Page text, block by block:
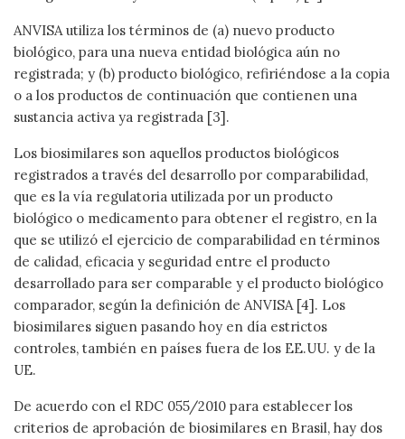
ANVISA utiliza los términos de (a) nuevo producto
biológico, para una nueva entidad biológica aún no
registrada; y (b) producto biológico, refiriéndose a la copia
o a los productos de continuación que contienen una
sustancia activa ya registrada [3].
Los biosimilares son aquellos productos biológicos
registrados a través del desarrollo por comparabilidad,
que es la vía regulatoria utilizada por un producto
biológico o medicamento para obtener el registro, en la
que se utilizó el ejercicio de comparabilidad en términos
de calidad, eficacia y seguridad entre el producto
desarrollado para ser comparable y el producto biológico
comparador, según la definición de ANVISA [4]. Los
biosimilares siguen pasando hoy en día estrictos
controles, también en países fuera de los EE.UU. y de la
UE.
De acuerdo con el RDC 055/2010 para establecer los
criterios de aprobación de biosimilares en Brasil, hay dos